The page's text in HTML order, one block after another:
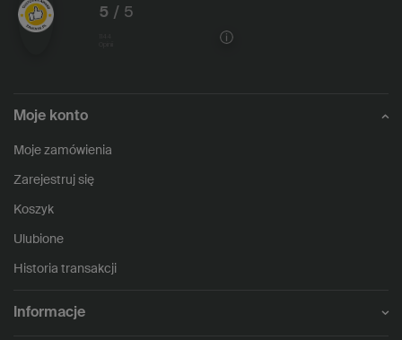
5 / 5
Moje konto
Moje zamówienia
Zarejestruj się
Koszyk
Ulubione
Historia transakcji
Informacje